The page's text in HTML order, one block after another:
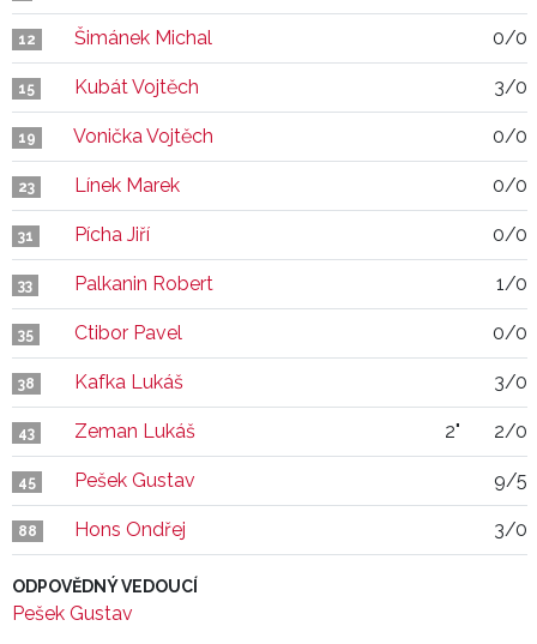
12 Šimánek Michal 0/0
15 Kubát Vojtěch 3/0
19 Vonička Vojtěch 0/0
23 Línek Marek 0/0
31 Pícha Jiří 0/0
33 Palkanin Robert 1/0
35 Ctibor Pavel 0/0
38 Kafka Lukáš 3/0
43 Zeman Lukáš 2" 2/0
45 Pešek Gustav 9/5
88 Hons Ondřej 3/0
ODPOVĚDNÝ VEDOUCÍ
Pešek Gustav